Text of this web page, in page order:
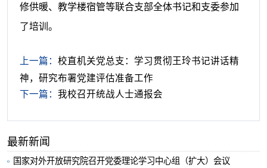
修供暖、教学楼宿管等联合支部全体书记和支委参加
了培训。
上一篇： 校直机关党总支：学习贯彻王玲书记讲话精
神，研究布署党建评估准备工作
下一篇： 我校召开统战人士通报会
最新新闻
国家对外开放研究院召开党委理论学习中心组（扩大）会议